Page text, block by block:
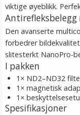
viktige øyeblikk.
Antirefleksbelegg
Den avanserte
forbedrer
slitesterkt NanoPro-
I pakken
1× ND2–ND32
1× magnetisk
1×
Spesifikasjoner